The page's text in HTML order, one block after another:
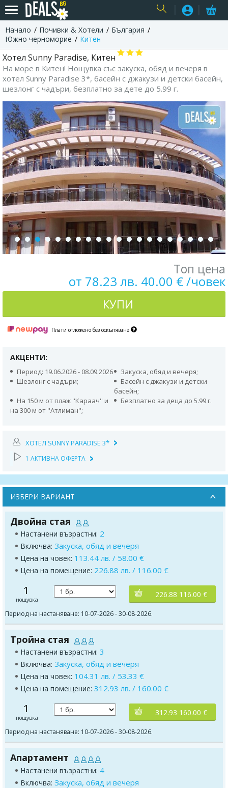
Начало Почивки & Хотели
България
Южно черноморие
Китен
Хотел Sunny Paradise, Китен
На море в Китен! Нощувка със закуска, обяд и вечеря в
хотел Sunny Paradise 3*, басейн с джакузи и детски басейн,
шезлонг с чадъри, безплатно за дете до 5.99 г.
Топ цена
от 78.23 лв. 40.00 € /човек
КУПИ
Плати отложено без оскъпяване
АКЦЕНТИ:
Период: 19.06.2026 - 08.09.2026
Закуска, обяд и вечеря;
Шезлонг с чадъри;
Басейн с джакузи и детски
басейн;
На 150 м от плаж ''Караач'' и
на 300 м от ''Атлиман'';
Безплатно за деца до 5.99 г.
ХОТЕЛ SUNNY PARADISE 3*
1 АКТИВНА ОФЕРТА
ИЗБЕРИ ВАРИАНТ
Двойна стая
Настанени възрастни: 2
Включва: Закуска, обяд и вечеря
Цена на човек: 113.44 лв. / 58.00 €
Цена на помещение: 226.88 лв. / 116.00 €
1
нощувка
226.88 116.00 €
Период на настаняване: 10-07-2026 - 30-08-2026.
Тройна стая
Настанени възрастни: 3
Включва: Закуска, обяд и вечеря
Цена на човек: 104.31 лв. / 53.33 €
Цена на помещение: 312.93 лв. / 160.00 €
1
нощувка
312.93 160.00 €
Период на настаняване: 10-07-2026 - 30-08-2026.
Апартамент
Настанени възрастни: 4
Включва: Закуска, обяд и вечеря